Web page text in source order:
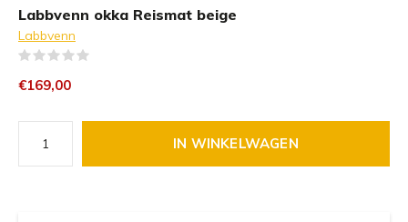
Labbvenn okka Reismat beige
Labbvenn
€169,00
IN WINKELWAGEN